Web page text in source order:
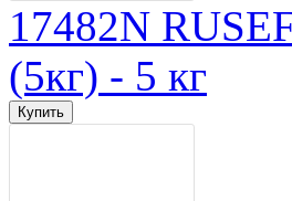
17482N
(5кг) - 5 кг